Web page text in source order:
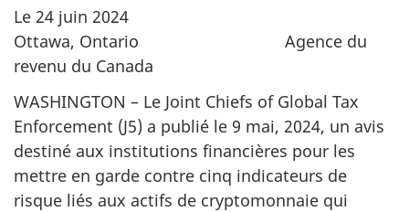
Le 24 juin 2024
Ottawa, Ontario Agence du
revenu du Canada
WASHINGTON – Le Joint Chiefs of Global Tax
Enforcement (J5) a publié le 9 mai, 2024, un avis
destiné aux institutions financières pour les
mettre en garde contre cinq indicateurs de
risque liés aux actifs de cryptomonnaie qui